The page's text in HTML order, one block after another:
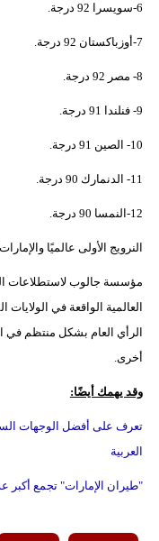
6-سويسرا 92 درجة.
7-أوزباكستان 92 درجة.
8- مصر 92 درجة.
9- فنلندا 91 درجة.
10- الصين 91 درجة.
11- الدنمارك 90 درجة.
12-النمسا 90 درجة.
النرويج الأولى عالميًا
العالمية الواقعة في
أخرى.
وقد يهمك أيضًا:
تعرف على أفضل الوجهات
العربية
"طيران الإمارات" تجمع أكبر